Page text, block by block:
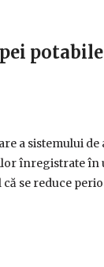
a sistemului de
înregistrate în
se reduce